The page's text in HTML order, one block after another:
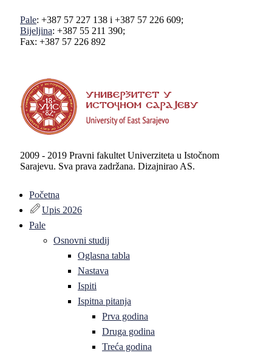
Pale: +387 57 227 138 i +387 57 226 609;
Bijeljina: +387 55 211 390;
Fax: +387 57 226 892
2009 - 2019 Pravni fakultet Univerziteta u Istočnom
Sarajevu. Sva prava zadržana. Dizajnirao AS.
Početna
Upis 2026
Pale
Osnovni studij
Oglasna tabla
Nastava
Ispiti
Ispitna pitanja
Prva godina
Druga godina
Treća godina